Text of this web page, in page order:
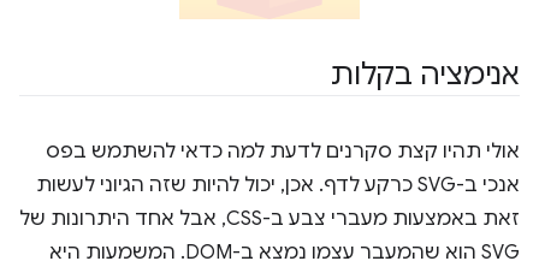
אנימציה בקלות
אולי תהיו קצת סקרנים לדעת למה כדאי להשתמש בפס
אנכי ב-SVG כרקע לדף. אכן, יכול להיות שזה הגיוני לעשות
זאת באמצעות מעברי צבע ב-CSS, אבל אחד היתרונות של
SVG הוא שהמעבר עצמו נמצא ב-DOM. המשמעות היא